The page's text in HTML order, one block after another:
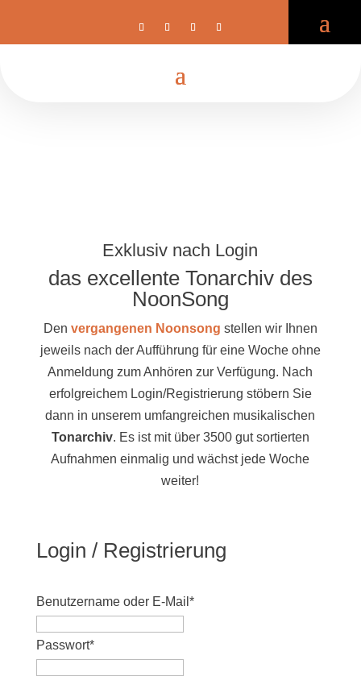
Exklusiv nach Login
das excellente Tonarchiv des
NoonSong
Den vergangenen Noonsong stellen wir Ihnen
jeweils nach der Aufführung für eine Woche ohne
Anmeldung zum Anhören zur Verfügung. Nach
erfolgreichem Login/Registrierung stöbern Sie
dann in unserem umfangreichen musikalischen
Tonarchiv. Es ist mit über 3500 gut sortierten
Aufnahmen einmalig und wächst jede Woche
weiter!
Login / Registrierung
Benutzername oder E-Mail *
Passwort*